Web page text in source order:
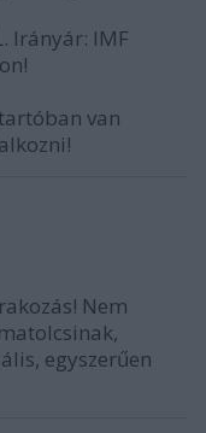
Irányár: IMF
van
Nem
egyszerűen